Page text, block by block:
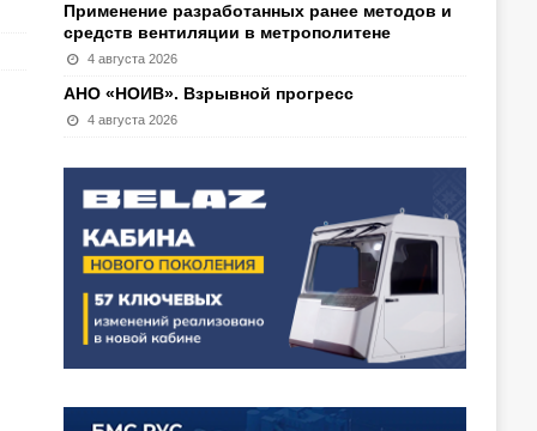
Применение разработанных ранее методов и
средств вентиляции в метрополитене
4 августа 2026
АНО «НОИВ». Взрывной прогресс
4 августа 2026